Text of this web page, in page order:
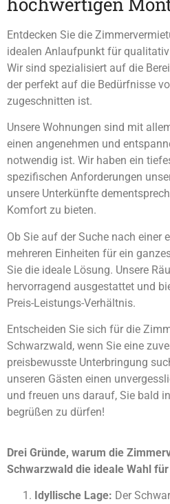
Entdecken Sie die
idealen Anlaufpunkt für
Wir sind spezialisiert auf die
der perfekt auf die Bedürfnisse
zugeschnitten ist.
Unsere Wohnungen sind mit
einen angenehmen und
notwendig ist. Wir haben ein
spezifischen Anforderungen
unsere Unterkünfte
Komfort zu bieten.
Ob Sie auf der Suche nach einer
mehreren Einheiten für ein
Sie die ideale Lösung. Unsere
hervorragend ausgestattet und
Preis-Leistungs-Verhältnis.
Entscheiden Sie sich für die
Schwarzwald, wenn Sie eine
preisbewusste Unterbringung
unseren Gästen einen
und freuen uns darauf, Sie bald
begrüßen zu dürfen!
Drei Gründe, warum die
Schwarzwald die ideale Wahl
Idyllische Lage: Der